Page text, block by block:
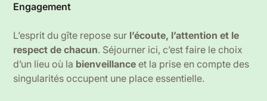
Engagement
L’esprit du gîte repose sur l’écoute, l’attention et le
respect de chacun. Séjourner ici, c’est faire le choix
d’un lieu où la bienveillance et la prise en compte des
singularités occupent une place essentielle.